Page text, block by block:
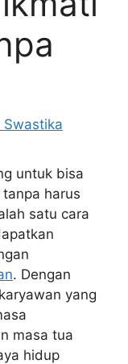
Swastika
untuk bisa
harus
satu cara
. Dengan
yang
masa tua
hidup